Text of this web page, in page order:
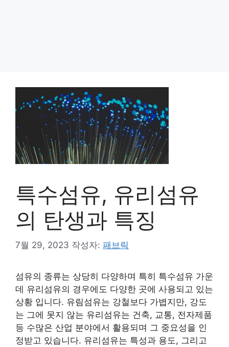
특수섬유, 유리섬유
의 탄생과 특징
7월 29, 2023 작성자: 패브릭
섬유의 종류는 상당히 다양하며 특히 특수섬유 가운
데 유리섬유의 경우에도 다양한 곳에 사용되고 있는
상황 입니다. 유림섬유는 강철보다 가볍지만, 강도
는 그에 못지 않는 유리섬유는 건축, 교통, 전자제품
등 수많은 산업 분야에서 활용되며 그 중요성을 인
정받고 있습니다. 유리섬유는 특성과 용도, 그리고